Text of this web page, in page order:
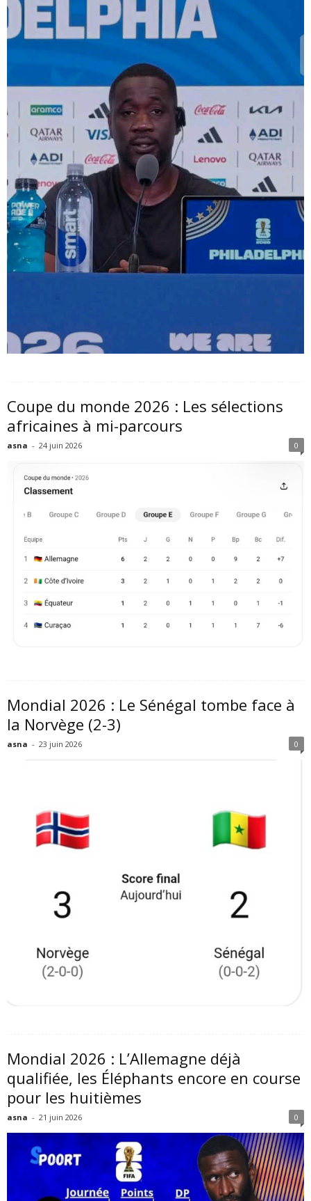
Coupe du monde 2026 : Les sélections
africaines à mi-parcours
asna - 24 juin 2026 0
Mondial 2026 : Le Sénégal tombe face à
la Norvège (2-3)
asna - 23 juin 2026 0
Mondial 2026 : L’Allemagne déjà
qualifiée, les Éléphants encore en course
pour les huitièmes
asna - 21 juin 2026 0